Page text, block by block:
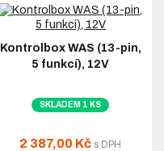
Kontrolbox WAS (13-pin,
5 funkcí), 12V
SKLADEM 1 KS
2 387,00 Kč s DPH